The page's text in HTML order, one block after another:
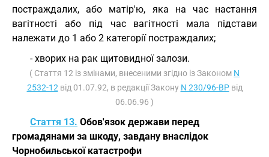
постраждалих, або матір'ю, яка на час настання
вагітності або під час вагітності мала підстави
належати до 1 або 2 категорії постраждалих;
- хворих на рак щитовидної залози.
( Стаття 12 із змінами, внесеними згідно із Законом N
2532-12 від 01.07.92, в редакції Закону N 230/96-ВРвід
06.06.96 )
Стаття 13. Обов'язок держави перед
громадянами за шкоду, завдану внаслідок
Чорнобильської катастрофи